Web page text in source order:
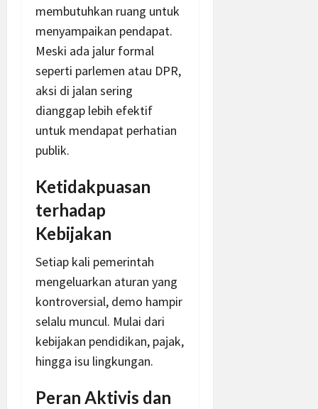
membutuhkan ruang untuk
menyampaikan pendapat.
Meski ada jalur formal
seperti parlemen atau DPR,
aksi di jalan sering
dianggap lebih efektif
untuk mendapat perhatian
publik.
Ketidakpuasan
terhadap
Kebijakan
Setiap kali pemerintah
mengeluarkan aturan yang
kontroversial, demo hampir
selalu muncul. Mulai dari
kebijakan pendidikan, pajak,
hingga isu lingkungan.
Peran Aktivis dan